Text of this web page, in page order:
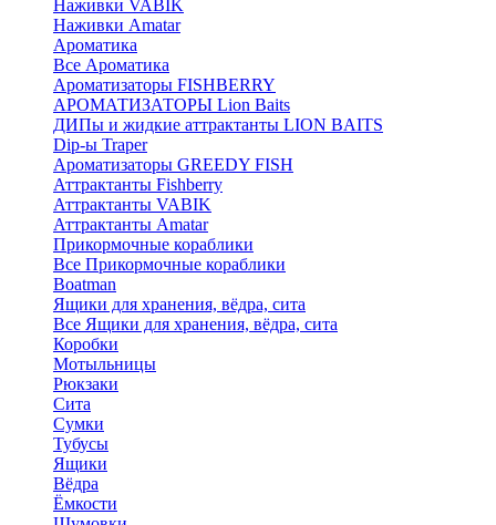
Наживки VABIK
Наживки Amatar
Ароматика
Все Ароматика
Ароматизаторы FISHBERRY
АРОМАТИЗАТОРЫ Lion Baits
ДИПы и жидкие аттрактанты LION BAITS
Dip-ы Traper
Ароматизаторы GREEDY FISH
Аттрактанты Fishberry
Аттрактанты VABIK
Аттрактанты Amatar
Прикормочные кораблики
Все Прикормочные кораблики
Boatman
Ящики для хранения, вёдра, сита
Все Ящики для хранения, вёдра, сита
Коробки
Мотыльницы
Рюкзаки
Сита
Сумки
Тубусы
Ящики
Вёдра
Ёмкости